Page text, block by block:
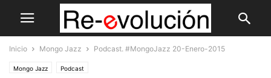
Inicio Mongo Jazz Podcast. #MongoJazz 20-Enero-2015
Mongo Jazz Podcast